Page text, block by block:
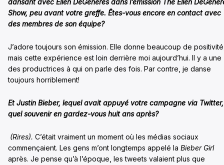
dansant avec Ellen DeGeneres dans l’émission The Ellen
Show, peu avant votre greffe. Êtes-vous encore en contact avec
des membres de son équipe?
J’adore toujours son émission. Elle donne beaucoup de
mais cette expérience est loin derrière moi aujourd’hui. Il y a une
des productrices à qui on parle des fois. Par contre, je danse
toujours horriblement!
Et Justin Bieber, lequel avait appuyé votre campagne via Twitter,
quel souvenir en gardez-vous huit ans après?
(Rires). C’était vraiment un moment où les médias sociaux
commençaient. Les gens m’ont longtemps appelé la Bieber Girl
après. Je pense qu’à l’époque, les tweets valaient plus que